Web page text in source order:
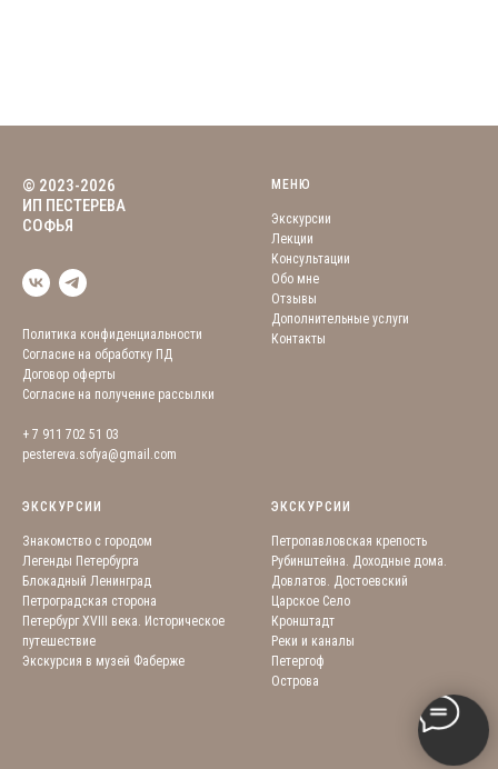
© 2023-2026
ИП ПЕСТЕРЕВА
СОФЬЯ
Политика конфиденциальности
Согласие на обработку ПД
Договор оферты
Согласие на получение рассылки
+ 7 911 702 51 03
pestereva.sofya@gmail.com
МЕНЮ
Экскурсии
Лекции
Консультации
Обо мне
Отзывы
Дополнительные услуги
Контакты
ЭКСКУРСИИ
Знакомство с городом
Легенды Петербурга
Блокадный Ленинград
Петроградская сторона
Петербург XVIII века. Историческое
путешествие
Экскурсия в музей Фаберже
ЭКСКУРСИИ
Петропавловская крепость
Рубинштейна. Доходные дома.
Довлатов. Достоевский
Царское Село
Кронштадт
Реки и каналы
Петергоф
Острова